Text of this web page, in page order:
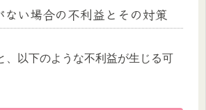
ない場合の不利益とその対策
、以下のような不利益が生じる可